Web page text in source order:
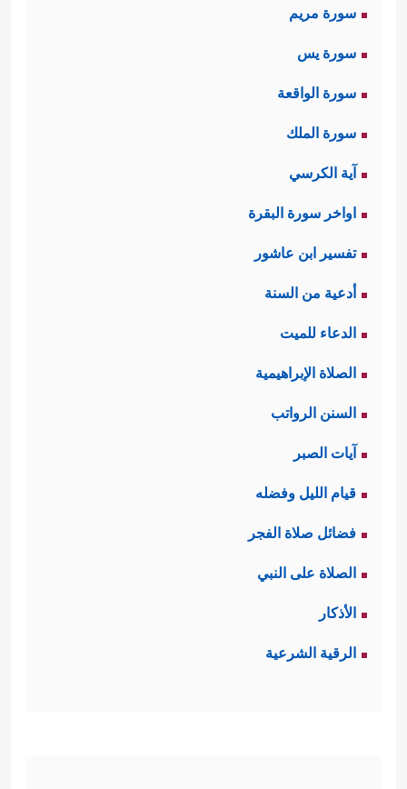
سورة مريم
سورة يس
سورة الواقعة
سورة الملك
آية الكرسي
اواخر سورة البقرة
تفسير ابن عاشور
أدعية من السنة
الدعاء للميت
الصلاة الإبراهيمية
السنن الرواتب
آيات الصبر
قيام الليل وفضله
فضائل صلاة الفجر
الصلاة على النبي
الأذكار
الرقية الشرعية